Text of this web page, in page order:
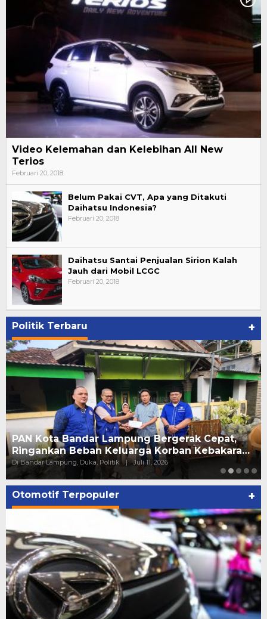
Video Kelemahan dan Kelebihan All New
Terios
Februari 20, 2018
Belum Pakai CVT, Apa yang Ditakuti
Daihatsu Indonesia?
Februari 20, 2018
Daihatsu Santai Penjualan Sirion Kalah
Jauh dari Mobil LCGC
Februari 20, 2018
Politik Terbaru +
PAN Kota Bandar Lampung Bergerak Cepat,
Ringankan Beban Keluarga Korban Kebakara…
Di Bandar Lampung, Duka, Politik | Juli 11, 2026
Otomotif Terpopuler +